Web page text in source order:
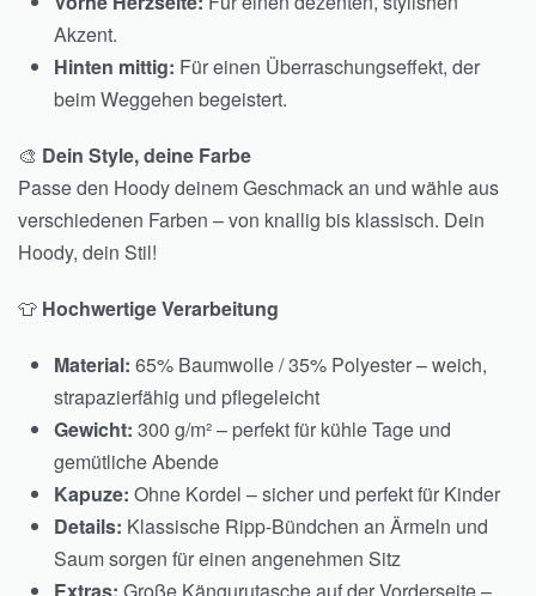
Akzent.
Hinten mittig: Für einen Überraschungseffekt, der
beim Weggehen begeistert.
🎨 Dein Style, deine Farbe
Passe den Hoody deinem Geschmack an und wähle aus
verschiedenen Farben – von knallig bis klassisch. Dein
Hoody, dein Stil!
👕 Hochwertige Verarbeitung
Material: 65% Baumwolle / 35% Polyester – weich,
strapazierfähig und pflegeleicht
Gewicht: 300 g/m² – perfekt für kühle Tage und
gemütliche Abende
Kapuze: Ohne Kordel – sicher und perfekt für Kinder
Details: Klassische Ripp-Bündchen an Ärmeln und
Saum sorgen für einen angenehmen Sitz